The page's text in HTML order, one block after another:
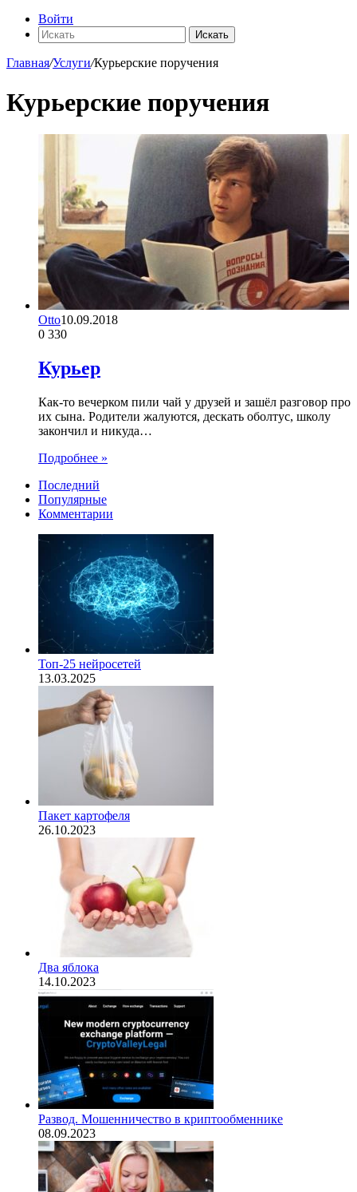
Войти
Искать
Главная/Услуги/Курьерские поручения
Курьерские поручения
Otto10.09.2018
0 330
Курьер
Как-то вечерком пили чай у друзей и зашёл разговор про
их сына. Родители жалуются, дескать оболтус, школу
закончил и никуда…
Подробнее »
Последний
Популярные
Комментарии
Топ-25 нейросетей
13.03.2025
Пакет картофеля
26.10.2023
Два яблока
14.10.2023
Развод. Мошенничество в криптообменнике
08.09.2023